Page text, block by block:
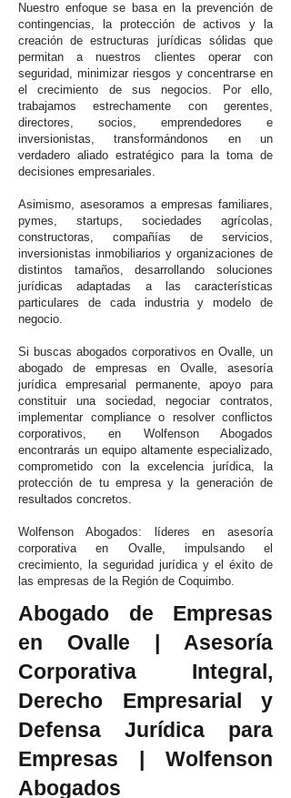
Nuestro enfoque se basa en la prevención de
contingencias, la protección de activos y la
creación de estructuras jurídicas sólidas que
permitan a nuestros clientes operar con
seguridad, minimizar riesgos y concentrarse en
el crecimiento de sus negocios. Por ello,
trabajamos estrechamente con gerentes,
directores, socios, emprendedores e
inversionistas, transformándonos en un
verdadero aliado estratégico para la toma de
decisiones empresariales.
Asimismo, asesoramos a empresas familiares,
pymes, startups, sociedades agrícolas,
constructoras, compañías de servicios,
inversionistas inmobiliarios y organizaciones de
distintos tamaños, desarrollando soluciones
jurídicas adaptadas a las características
particulares de cada industria y modelo de
negocio.
Si buscas abogados corporativos en Ovalle, un
abogado de empresas en Ovalle, asesoría
jurídica empresarial permanente, apoyo para
constituir una sociedad, negociar contratos,
implementar compliance o resolver conflictos
corporativos, en Wolfenson Abogados
encontrarás un equipo altamente especializado,
comprometido con la excelencia jurídica, la
protección de tu empresa y la generación de
resultados concretos.
Wolfenson Abogados: líderes en asesoría
corporativa en Ovalle, impulsando el
crecimiento, la seguridad jurídica y el éxito de
las empresas de la Región de Coquimbo.
Abogado de Empresas
en Ovalle | Asesoría
Corporativa Integral,
Derecho Empresarial y
Defensa Jurídica para
Empresas | Wolfenson
Abogados